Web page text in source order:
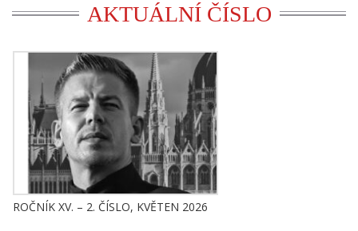
AKTUÁLNÍ ČÍSLO
ROČNÍK XV. – 2. ČÍSLO, KVĚTEN 2026